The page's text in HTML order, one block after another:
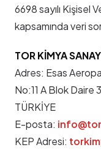
6698 sayılı Kişisel
kapsamında veri
TOR KİMYA
Adres: Esas
No:11 A Blok
TÜRKİYE
E-posta:
KEP Adresi: